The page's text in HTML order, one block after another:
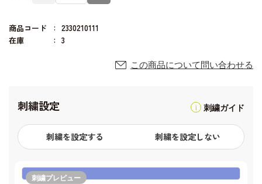
商品コード
2330210111
在庫
3
この商品について問い合わせる
刺繍設定 刺繍ガイド
刺繍を設定する 刺繍を設定しない
刺繍プレビュー